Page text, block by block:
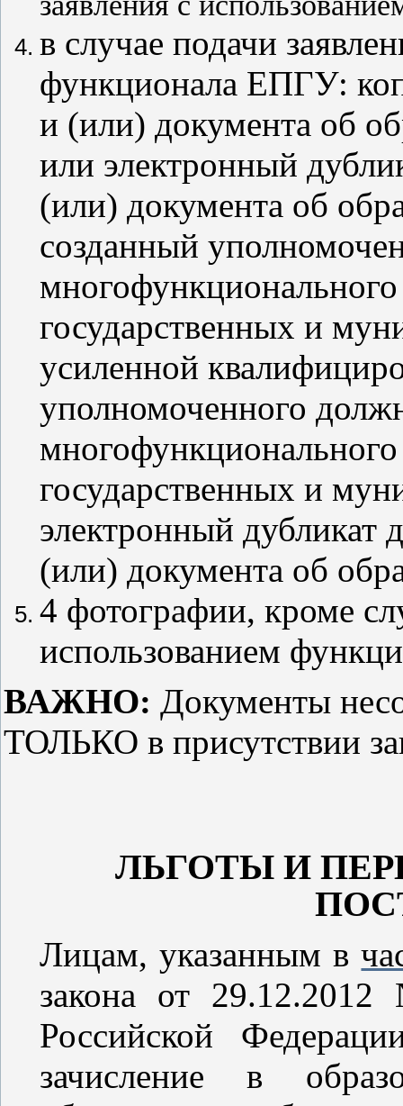
в случае подачи
функционала ЕПГУ:
и (или) документа об
или электронный
(или) документа об
созданный
государственных и
усиленной
уполномоченного
государственных и
электронный дубликат
(или) документа об
4 фотографии, кроме
использованием
ВАЖНО: Документы
ТОЛЬКО в присутствии
ЛЬГОТЫ И
Лицам, указанным в
закона от
Российской
зачисление в